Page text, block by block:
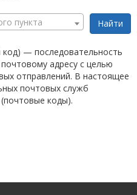
пункта
— последовательность
адресу с целью
отправлений. В настоящее
почтовых служб
коды).